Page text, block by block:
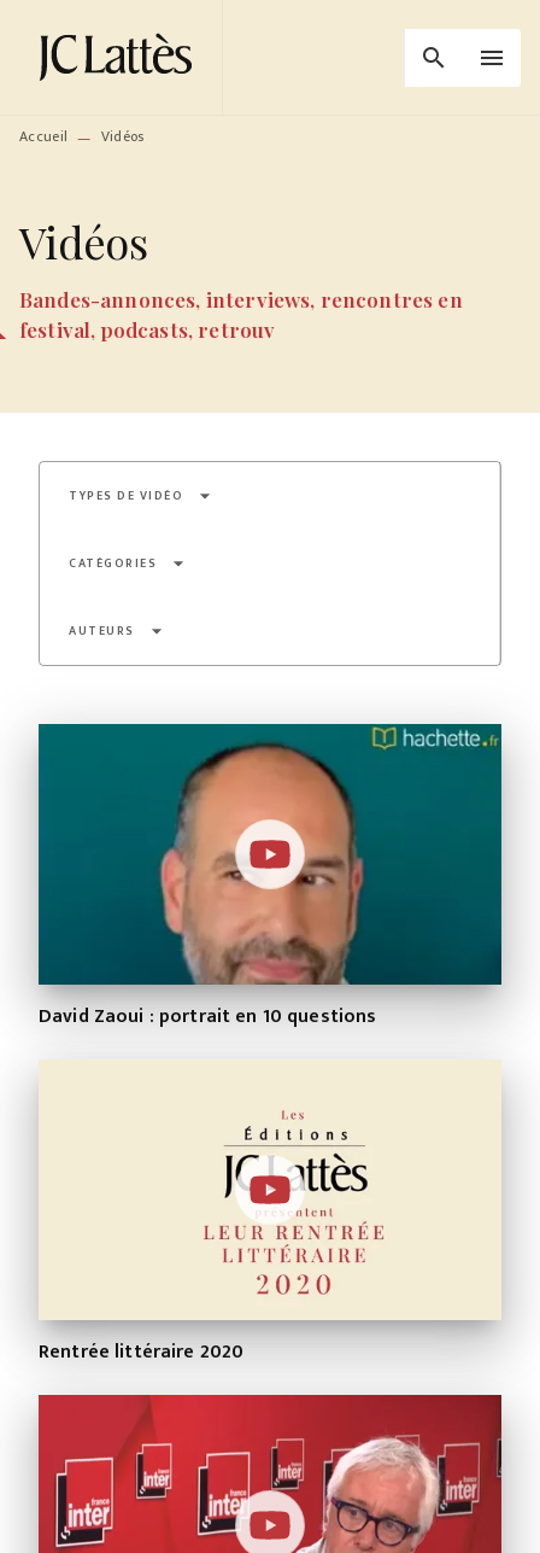
MENU RECHERCHE
PIED DE PAGE
search menu
Accueil — Vidéos
Vidéos
Bandes-annonces, interviews, rencontres en
festival, podcasts, retrouv
TYPES DE VIDÉO arrow_drop_down
CATÉGORIES arrow_drop_down
AUTEURS arrow_drop_down
David Zaoui : portrait en 10 questions
Rentrée littéraire 2020